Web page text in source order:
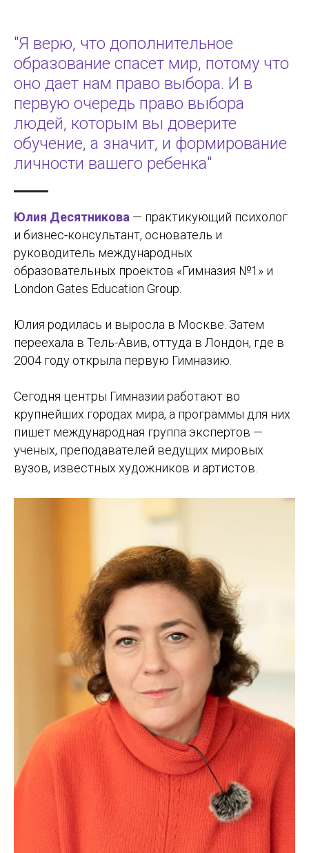
"Я верю, что дополнительное
образование спасет мир, потому что
оно дает нам право выбора. И в
первую очередь право выбора
людей, которым вы доверите
обучение, а значит, и формирование
личности вашего ребенка"
Юлия Десятникова — практикующий психолог
и бизнес-консультант, основатель и
руководитель международных
образовательных проектов «Гимназия №1» и
London Gates Education Group.
Юлия родилась и выросла в Москве. Затем
переехала в Тель-Авив, оттуда в Лондон, где в
2004 году открыла первую Гимназию.
Сегодня центры Гимназии работают во
крупнейших городах мира, а программы для них
пишет международная группа экспертов —
ученых, преподавателей ведущих мировых
вузов, известных художников и артистов.